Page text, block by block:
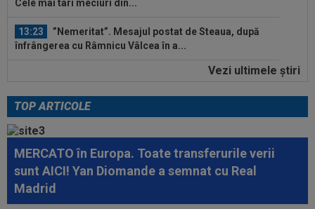
Cele mai tari meciuri din...
13:23
”Nemeritat”. Mesajul postat de Steaua, după
înfrângerea cu Râmnicu Vâlcea în a...
Jose Mourinho nu se joacă! Decizia luată, după
14:29
S-a terminat! Diego Simeone a făcut anunțul
despre transferul lui Julian...
14:15 VIDEO
”Un om care face bani non-stop”.
Mihai Stoichiță a intrat în direct și a...
13:56
Ce lovitură: a bătut palma cu Inter și cu Atletico
Vezi ultimele ştiri
TOP ARTICOLE
MERCATO în Europa. Toate transferurile verii
sunt AICI! Yan Diomande a semnat cu Real
Madrid